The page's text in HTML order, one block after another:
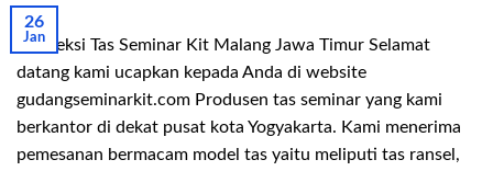
26
Jan
Konveksi Tas Seminar Kit Malang Jawa Timur Selamat
datang kami ucapkan kepada Anda di website
gudangseminarkit.com Produsen tas seminar yang kami
berkantor di dekat pusat kota Yogyakarta. Kami menerima
pemesanan bermacam model tas yaitu meliputi tas ransel,